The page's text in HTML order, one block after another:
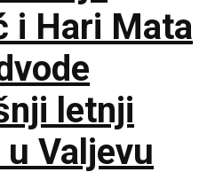
i Hari Mata
letnji
Valjevu